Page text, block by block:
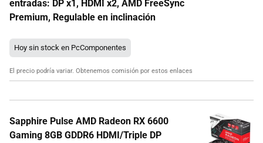
entradas: DP x1, HDMI x2, AMD FreeSync
Premium, Regulable en inclinación
Hoy sin stock en PcComponentes
El precio podría variar. Obtenemos comisión por estos enlaces
Sapphire Pulse AMD Radeon RX 6600
Gaming 8GB GDDR6 HDMI/Triple DP